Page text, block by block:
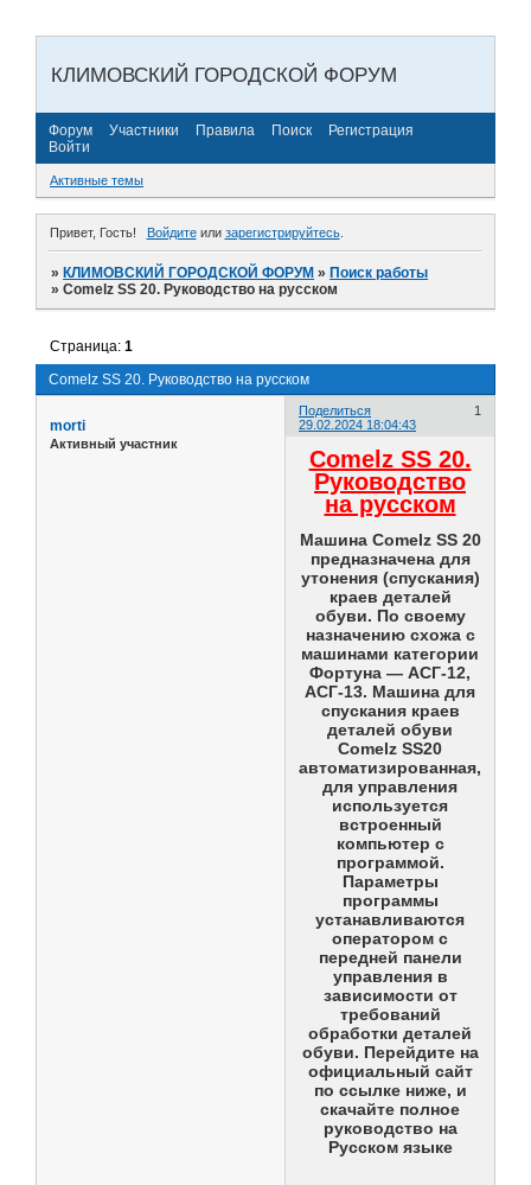
КЛИМОВСКИЙ ГОРОДСКОЙ ФОРУМ
Форум Участники Правила Поиск
Регистрация
Войти
Активные темы
Привет, Гость! Войдитеили зарегистрируйтесь.
»КЛИМОВСКИЙ ГОРОДСКОЙ ФОРУМ »Поиск работы
»Comelz SS 20. Руководство на русском
Comelz SS 20. Руководство на русском
Страница:1
Поделиться
1
29.02.2024 18:04:43
morti
Активный участник
Comelz SS 20.
Руководство
на русском
Машина Comelz SS 20
предназначена для
утонения (спускания)
краев деталей
обуви. По своему
назначению схожа с
машинами категории
Фортуна — АСГ-12,
АСГ-13. Машина для
спускания краев
деталей обуви
Comelz SS20
автоматизированная,
для управления
используется
встроенный
компьютер с
программой.
Параметры
программы
устанавливаются
оператором с
передней панели
управления в
зависимости от
требований
обработки деталей
обуви. Перейдите на
официальный сайт
по ссылке ниже, и
скачайте полное
руководство на
Русском языке